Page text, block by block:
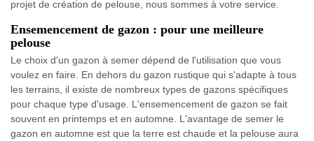
projet de création de pelouse, nous sommes à votre service.
Ensemencement de gazon : pour une meilleure
pelouse
Le choix d'un gazon à semer dépend de l'utilisation que vous
voulez en faire. En dehors du gazon rustique qui s'adapte à tous
les terrains, il existe de nombreux types de gazons spécifiques
pour chaque type d'usage. L'ensemencement de gazon se fait
souvent en printemps et en automne. L'avantage de semer le
gazon en automne est que la terre est chaude et la pelouse aura